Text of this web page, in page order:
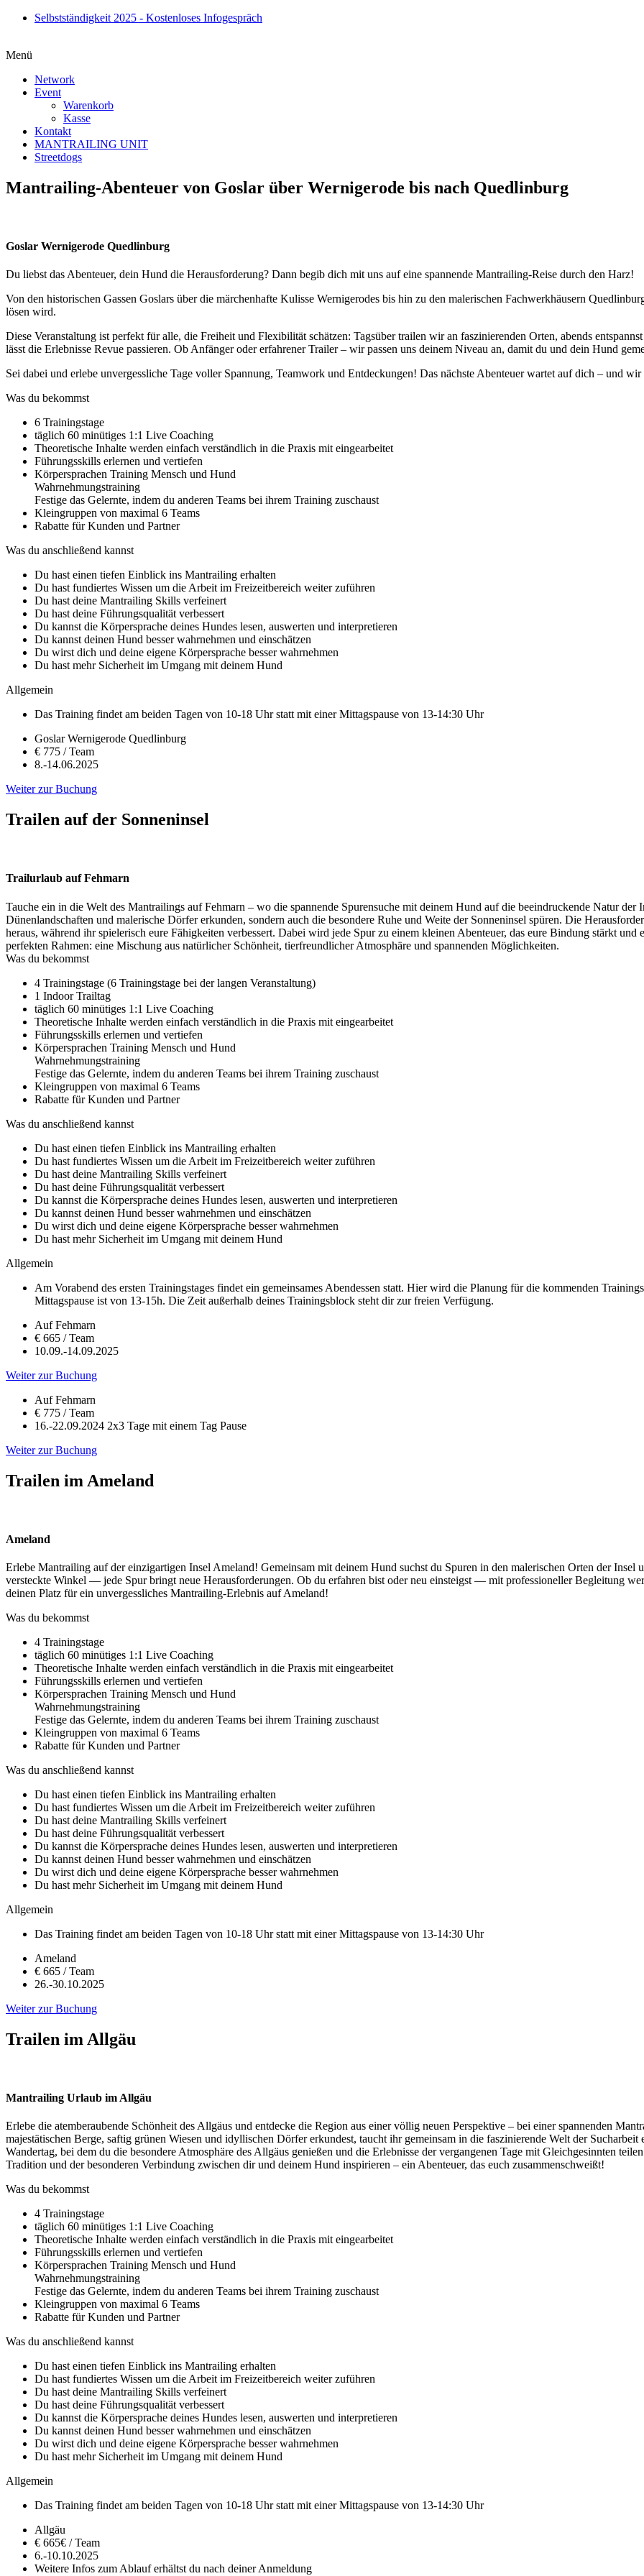
Zum
Selbstständigkeit 2025 - Kostenloses Infogespräch
Menü
Network
Event
Warenkorb
Kasse
Kontakt
MANTRAILING UNIT
Streetdogs
Mantrailing-Abenteuer von Goslar über Wernigerode bis nach Quedlinburg
Goslar Wernigerode Quedlinburg
Du liebst das Abenteuer, dein Hund die Herausforderung? Dann begib dich mit uns auf eine spannende Mantrailing-Reise durch den Harz!
Von den historischen Gassen Goslars über die märchenhafte Kulisse Wernigerodes bis hin zu den malerischen Fachwerkhäusern
lösen wird.
Diese Veranstaltung ist perfekt für alle, die Freiheit und Flexibilität schätzen: Tagsüber trailen wir an faszinierenden Orten, abends
lässt die Erlebnisse Revue passieren. Ob Anfänger oder erfahrener Trailer – wir passen uns deinem Niveau an, damit du und dein Hund
Sei dabei und erlebe unvergessliche Tage voller Spannung, Teamwork und Entdeckungen! Das nächste Abenteuer wartet auf dich – und wir
Was du bekommst
6 Trainingstage
täglich 60 minütiges 1:1 Live Coaching
Theoretische Inhalte werden einfach verständlich in die Praxis mit eingearbeitet
Führungsskills erlernen und vertiefen
Körpersprachen Training Mensch und Hund
Wahrnehmungstraining
Festige das Gelernte, indem du anderen Teams bei ihrem Training zuschaust
Kleingruppen von maximal 6 Teams
Rabatte für Kunden und Partner
Was du anschließend kannst
Du hast einen tiefen Einblick ins Mantrailing erhalten
Du hast fundiertes Wissen um die Arbeit im Freizeitbereich weiter zuführen
Du hast deine Mantrailing Skills verfeinert
Du hast deine Führungsqualität verbessert
Du kannst die Körpersprache deines Hundes lesen, auswerten und interpretieren
Du kannst deinen Hund besser wahrnehmen und einschätzen
Du wirst dich und deine eigene Körpersprache besser wahrnehmen
Du hast mehr Sicherheit im Umgang mit deinem Hund
Allgemein
Das Training findet am beiden Tagen von 10-18 Uhr statt mit einer Mittagspause von 13-14:30 Uhr
Goslar Wernigerode Quedlinburg
€ 775 / Team
8.-14.06.2025
Weiter zur Buchung
Trailen auf der Sonneninsel​
Trailurlaub auf Fehmarn
Tauche ein in die Welt des Mantrailings auf Fehmarn – wo die spannende Spurensuche mit deinem Hund auf die beeindruckende Natur
Dünenlandschaften und malerische Dörfer erkunden, sondern auch die besondere Ruhe und Weite der Sonneninsel spüren. Die
heraus, während ihr spielerisch eure Fähigkeiten verbessert. Dabei wird jede Spur zu einem kleinen Abenteuer, das eure Bindung stärkt
perfekten Rahmen: eine Mischung aus natürlicher Schönheit, tierfreundlicher Atmosphäre und spannenden Möglichkeiten.
Was du bekommst
4 Trainingstage (6 Trainingstage bei der langen Veranstaltung)
1 Indoor Trailtag
täglich 60 minütiges 1:1 Live Coaching
Theoretische Inhalte werden einfach verständlich in die Praxis mit eingearbeitet
Führungsskills erlernen und vertiefen
Körpersprachen Training Mensch und Hund
Wahrnehmungstraining
Festige das Gelernte, indem du anderen Teams bei ihrem Training zuschaust
Kleingruppen von maximal 6 Teams
Rabatte für Kunden und Partner
Was du anschließend kannst
Du hast einen tiefen Einblick ins Mantrailing erhalten
Du hast fundiertes Wissen um die Arbeit im Freizeitbereich weiter zuführen
Du hast deine Mantrailing Skills verfeinert
Du hast deine Führungsqualität verbessert
Du kannst die Körpersprache deines Hundes lesen, auswerten und interpretieren
Du kannst deinen Hund besser wahrnehmen und einschätzen
Du wirst dich und deine eigene Körpersprache besser wahrnehmen
Du hast mehr Sicherheit im Umgang mit deinem Hund
Allgemein
Am Vorabend des ersten Trainingstages findet ein gemeinsames Abendessen statt. Hier wird die Planung für die kommenden
Mittagspause ist von 13-15h. Die Zeit außerhalb deines Trainingsblock steht dir zur freien Verfügung.
Auf Fehmarn
€ 665 / Team
10.09.-14.09.2025
Weiter zur Buchung
Auf Fehmarn
€ 775 / Team
16.-22.09.2024 2x3 Tage mit einem Tag Pause
Weiter zur Buchung
Trailen im Ameland
Ameland
Erlebe Mantrailing auf der einzigartigen Insel Ameland! Gemeinsam mit deinem Hund suchst du Spuren in den malerischen Orten der Insel
versteckte Winkel — jede Spur bringt neue Herausforderungen. Ob du erfahren bist oder neu einsteigst — mit professioneller Begleitung
deinen Platz für ein unvergessliches Mantrailing-Erlebnis auf Ameland!
Was du bekommst
4 Trainingstage
täglich 60 minütiges 1:1 Live Coaching
Theoretische Inhalte werden einfach verständlich in die Praxis mit eingearbeitet
Führungsskills erlernen und vertiefen
Körpersprachen Training Mensch und Hund
Wahrnehmungstraining
Festige das Gelernte, indem du anderen Teams bei ihrem Training zuschaust
Kleingruppen von maximal 6 Teams
Rabatte für Kunden und Partner
Was du anschließend kannst
Du hast einen tiefen Einblick ins Mantrailing erhalten
Du hast fundiertes Wissen um die Arbeit im Freizeitbereich weiter zuführen
Du hast deine Mantrailing Skills verfeinert
Du hast deine Führungsqualität verbessert
Du kannst die Körpersprache deines Hundes lesen, auswerten und interpretieren
Du kannst deinen Hund besser wahrnehmen und einschätzen
Du wirst dich und deine eigene Körpersprache besser wahrnehmen
Du hast mehr Sicherheit im Umgang mit deinem Hund
Allgemein
Das Training findet am beiden Tagen von 10-18 Uhr statt mit einer Mittagspause von 13-14:30 Uhr
Ameland
€ 665 / Team
26.-30.10.2025
Weiter zur Buchung
Trailen im Allgäu
Mantrailing Urlaub im Allgäu
Erlebe die atemberaubende Schönheit des Allgäus und entdecke die Region aus einer völlig neuen Perspektive – bei einer spannenden
majestätischen Berge, saftig grünen Wiesen und idyllischen Dörfer erkundest, taucht ihr gemeinsam in die faszinierende Welt der
Wandertag, bei dem du die besondere Atmosphäre des Allgäus genießen und die Erlebnisse der vergangenen Tage mit Gleichgesinnten
Tradition und der besonderen Verbindung zwischen dir und deinem Hund inspirieren – ein Abenteuer, das euch zusammenschweißt!
Was du bekommst
4 Trainingstage
täglich 60 minütiges 1:1 Live Coaching
Theoretische Inhalte werden einfach verständlich in die Praxis mit eingearbeitet
Führungsskills erlernen und vertiefen
Körpersprachen Training Mensch und Hund
Wahrnehmungstraining
Festige das Gelernte, indem du anderen Teams bei ihrem Training zuschaust
Kleingruppen von maximal 6 Teams
Rabatte für Kunden und Partner
Was du anschließend kannst
Du hast einen tiefen Einblick ins Mantrailing erhalten
Du hast fundiertes Wissen um die Arbeit im Freizeitbereich weiter zuführen
Du hast deine Mantrailing Skills verfeinert
Du hast deine Führungsqualität verbessert
Du kannst die Körpersprache deines Hundes lesen, auswerten und interpretieren
Du kannst deinen Hund besser wahrnehmen und einschätzen
Du wirst dich und deine eigene Körpersprache besser wahrnehmen
Du hast mehr Sicherheit im Umgang mit deinem Hund
Allgemein
Das Training findet am beiden Tagen von 10-18 Uhr statt mit einer Mittagspause von 13-14:30 Uhr
Allgäu
€ 665€ / Team
6.-10.10.2025
Weitere Infos zum Ablauf erhältst du nach deiner Anmeldung